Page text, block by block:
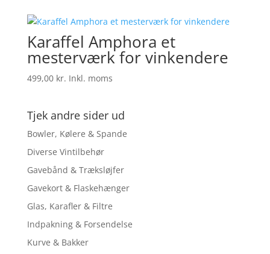
var:
622,50 kr..
er:
449,00 kr..
Karaffel Amphora et
mesterværk for vinkendere
499,00 kr. Inkl. moms
Tjek andre sider ud
Bowler, Kølere & Spande
Diverse Vintilbehør
Gavebånd & Træksløjfer
Gavekort & Flaskehænger
Glas, Karafler & Filtre
Indpakning & Forsendelse
Kurve & Bakker